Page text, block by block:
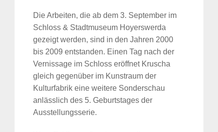
Die Arbeiten, die ab dem 3. September im
Schloss & Stadtmuseum Hoyerswerda
gezeigt werden, sind in den Jahren 2000
bis 2009 entstanden. Einen Tag nach der
Vernissage im Schloss eröffnet Kruscha
gleich gegenüber im Kunstraum der
Kulturfabrik eine weitere Sonderschau
anlässlich des 5. Geburtstages der
Ausstellungsserie.